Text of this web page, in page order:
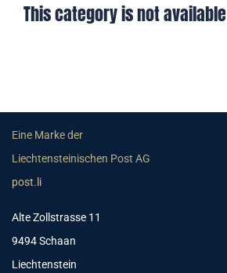
This category is not available
Eine Marke der
Liechtensteinischen Post AG
post.li
Alte Zollstrasse 11
9494 Schaan
Liechtenstein